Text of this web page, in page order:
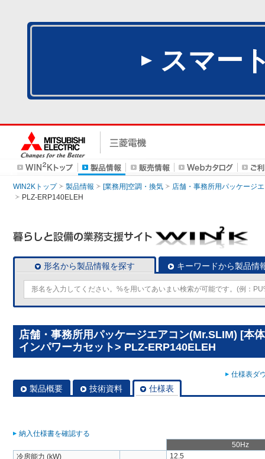
スマー
WIN2Kトップ 製品情報 [業務用]空調・換気
店舗・事務所用パッケージ
PLZ-ERP140ELEH
形名から製品情報を探す キーワードから製品情
店舗・事務所用パッケージエアコン(Mr.SLIM) [本
インパワーカセット> PLZ-ERP140ELEH
仕様表ダ
製品概要 技術資料 仕様表
納入仕様書を確認する
50Hz
冷房能力 (kW)
12.5